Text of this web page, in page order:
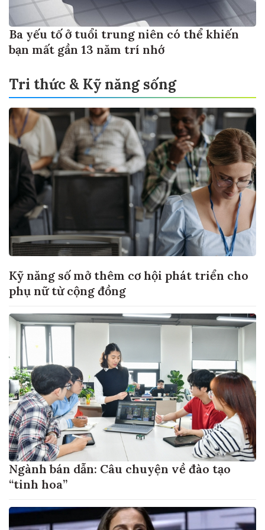
Ba yếu tố ở tuổi trung niên có thể khiến
bạn mất gần 13 năm trí nhớ
Tri thức & Kỹ năng sống
Kỹ năng số mở thêm cơ hội phát triển cho
phụ nữ từ cộng đồng
Ngành bán dẫn: Câu chuyện về đào tạo
“tinh hoa”